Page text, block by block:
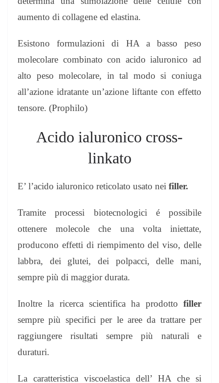
aumento di collagene ed elastina.
Esistono formulazioni di HA a basso peso
molecolare combinato con acido ialuronico ad
alto peso molecolare, in tal modo si coniuga
all’azione idratante un’azione liftante con effetto
tensore. (Prophilo)
Acido ialuronico cross-
linkato
E’ l’acido ialuronico reticolato usato nei filler.
Tramite processi biotecnologici é possibile
ottenere molecole che una volta iniettate,
producono effetti di riempimento del viso, delle
labbra, dei glutei, dei polpacci, delle mani,
sempre più di maggior durata.
Inoltre la ricerca scientifica ha prodotto filler
sempre più specifici per le aree da trattare per
raggiungere risultati sempre più naturali e
duraturi.
La caratteristica viscoelastica dell’ HA che si